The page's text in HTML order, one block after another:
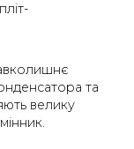
та
велику